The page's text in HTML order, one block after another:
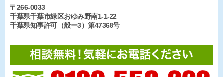
〒266-0033
千葉県千葉市緑区おゆみ野南1-1-22
千葉県知事許可（般ー3）第47368号